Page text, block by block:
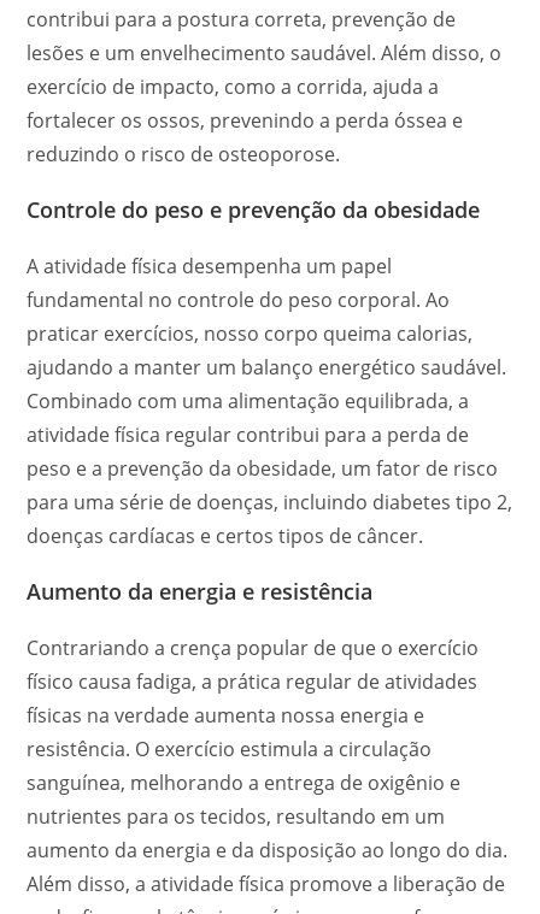
contribui para a postura correta, prevenção de
lesões e um envelhecimento saudável. Além disso, o
exercício de impacto, como a corrida, ajuda a
fortalecer os ossos, prevenindo a perda óssea e
reduzindo o risco de osteoporose.
Controle do peso e prevenção da obesidade
A atividade física desempenha um papel
fundamental no controle do peso corporal. Ao
praticar exercícios, nosso corpo queima calorias,
ajudando a manter um balanço energético saudável.
Combinado com uma alimentação equilibrada, a
atividade física regular contribui para a perda de
peso e a prevenção da obesidade, um fator de risco
para uma série de doenças, incluindo diabetes tipo 2,
doenças cardíacas e certos tipos de câncer.
Aumento da energia e resistência
Contrariando a crença popular de que o exercício
físico causa fadiga, a prática regular de atividades
físicas na verdade aumenta nossa energia e
resistência. O exercício estimula a circulação
sanguínea, melhorando a entrega de oxigênio e
nutrientes para os tecidos, resultando em um
aumento da energia e da disposição ao longo do dia.
Além disso, a atividade física promove a liberação de